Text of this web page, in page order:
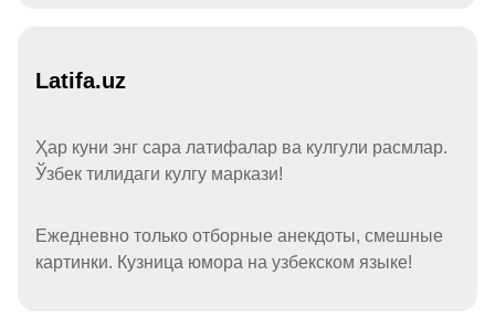
Latifa.uz
Ҳар куни энг сара латифалар ва кулгули расмлар.
Ўзбек тилидаги кулгу маркази!
Ежедневно только отборные анекдоты, смешные
картинки. Кузница юмора на узбекском языке!